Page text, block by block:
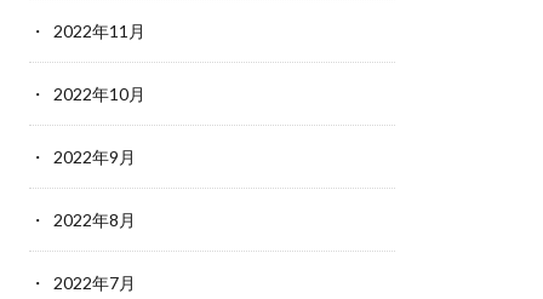
2022年11月
2022年10月
2022年9月
2022年8月
2022年7月